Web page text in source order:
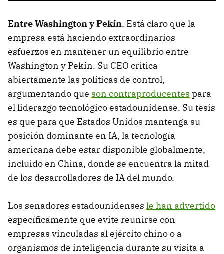
Entre Washington y Pekín. Está claro que la
empresa está haciendo extraordinarios
esfuerzos en mantener un equilibrio entre
Washington y Pekín. Su CEO critica
abiertamente las políticas de control,
argumentando que son contraproducentes para
el liderazgo tecnológico estadounidense. Su tesis
es que para que Estados Unidos mantenga su
posición dominante en IA, la tecnología
americana debe estar disponible globalmente,
incluido en China, donde se encuentra la mitad
de los desarrolladores de IA del mundo.
Los senadores estadounidenses le han advertido
específicamente que evite reunirse con
empresas vinculadas al ejército chino o a
organismos de inteligencia durante su visita a